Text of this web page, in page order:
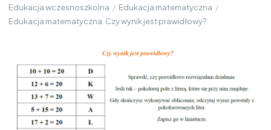
Edukacja wczesnoszkolna / Edukacja matematyczna /
Edukacja matematyczna. Czy wynik jest prawidłowy?